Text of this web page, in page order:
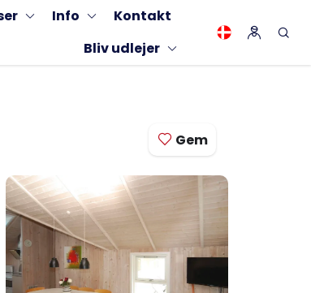
Info
Kontakt
Bliv udlejer
Gem